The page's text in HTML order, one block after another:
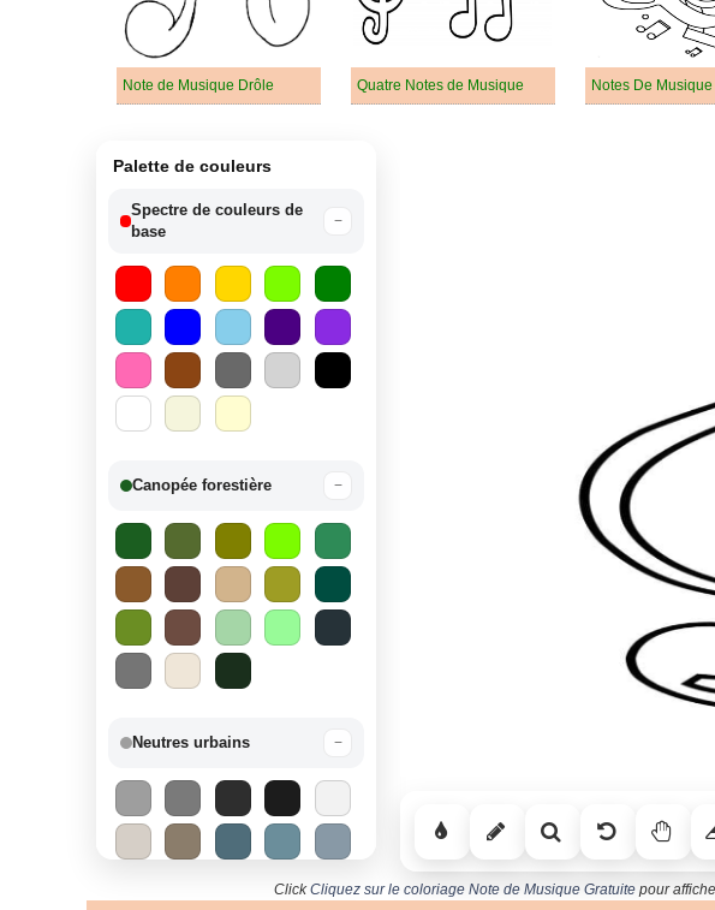
Note de Musique Drôle Quatre Notes de Musique
Palette de couleurs
Spectre de couleurs de
base
−
Canopée forestière −
Neutres urbains −
ClickCliquez sur le coloriage Note de Musique Gratuite pour